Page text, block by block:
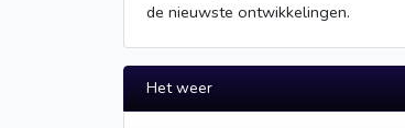
de nieuwste ontwikkelingen.
Het weer